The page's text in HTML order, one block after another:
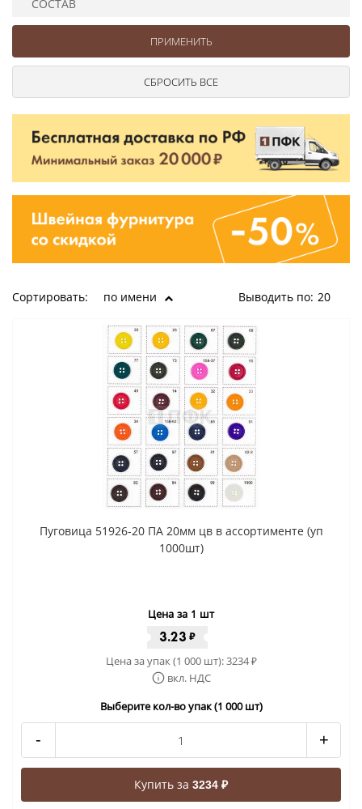
СОСТАВ
Сортировать: по имени Выводить по: 20
Пуговица 51926-20 ПА 20мм цв в ассортименте (уп
1000шт)
Цена за 1 шт
3.23 ₽
Цена за упак (1 000 шт):3234₽
вкл. НДС
Выберите кол-во упак (1 000 шт)
- +
Купить за 3234 ₽
Ушковые
Шторные
Цепочки шарики с замком
Ткани
Шнуры